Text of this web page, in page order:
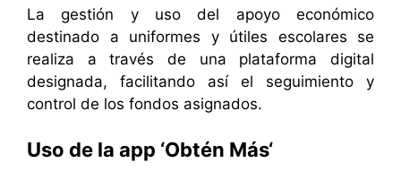
La gestión y uso del apoyo económico
destinado a uniformes y útiles escolares se
realiza a través de una plataforma digital
designada, facilitando así el seguimiento y
control de los fondos asignados.
Uso de la app ‘Obtén Más‘